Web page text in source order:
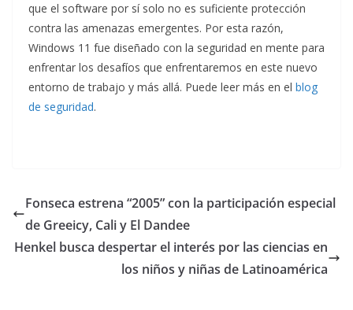
que el software por sí solo no es suficiente protección
contra las amenazas emergentes. Por esta razón,
Windows 11 fue diseñado con la seguridad en mente para
enfrentar los desafíos que enfrentaremos en este nuevo
entorno de trabajo y más allá. Puede leer más en el blog
de seguridad.
Fonseca estrena “2005” con la participación especial
de Greeicy, Cali y El Dandee
Henkel busca despertar el interés por las ciencias en
los niños y niñas de Latinoamérica